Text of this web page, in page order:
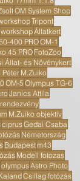
OM System Shop
Tripont
workshopÁllatkert
400 PROOM-1
45 PRO FotoZoo
Állat- és Növénykert
Péter M.Zuiko
OM-5 Olympus TG-6
Janics Attila
M.Zuiko objektív
ciprusGedai Csaba
Németország
Budapestm43
Modell fotozas
olympusAstro Photo
Csillag fotózás